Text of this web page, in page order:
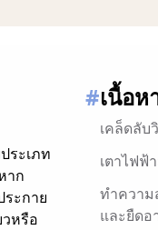
#เนื้อ
เคล็ดลับ
เตาไฟฟ้
ทำความ
และยืดอ
ระเภท
าก
ะกาย
หรือ